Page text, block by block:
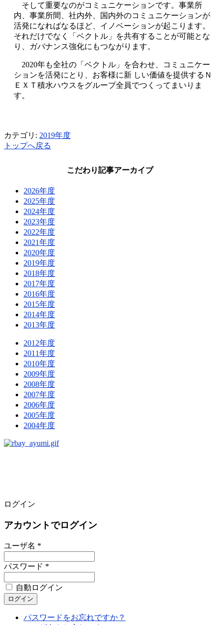
そして重要なのがコミュニケーションです。事業所
内、事業所間、社内外、国内外のコミュニケーションが
活発になればなるほど、イノベーションが起こります。
それだけでなく「ベクトル」を共有することが可能とな
り、ガバナンス強化にもつながります。
2020年も全社の「ベクトル」を合わせ、コミュニケー
ションを活発にとり、お客様に新 しい価値を提供するＮ
ＥＸＴ積水ハウスをグループ全員でつくってまいりま
す。
カテゴリ: 2019年度
トップへ戻る
こだわり記事アーカイブ
2026年度
2025年度
2024年度
2023年度
2022年度
2021年度
2020年度
2019年度
2018年度
2017年度
2016年度
2015年度
2014年度
2013年度
2012年度
2011年度
2010年度
2009年度
2008年度
2007年度
2006年度
2005年度
2004年度
ログイン
アカウントでログイン
ユーザ名 *
パスワード *
自動ログイン
パスワードをお忘れですか？